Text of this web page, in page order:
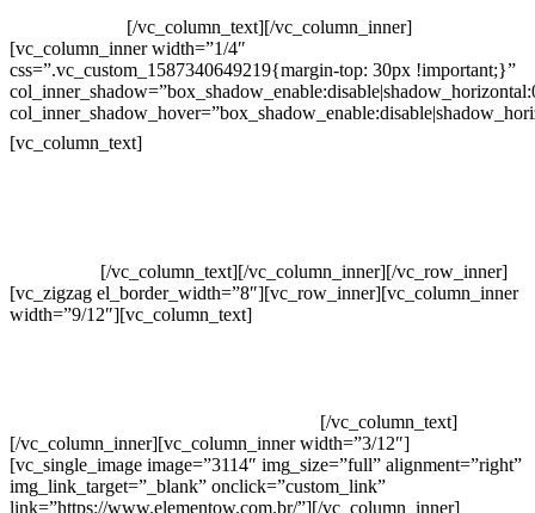
[/vc_column_text][/vc_column_inner]
[vc_column_inner width=”1/4″
css=”.vc_custom_1587340649219{margin-top: 30px !important;}”
[vc_column_text]
[/vc_column_text][/vc_column_inner][/vc_row_inner]
[vc_zigzag el_border_width=”8″][vc_row_inner][vc_column_inner
width=”9/12″][vc_column_text]
[/vc_column_text]
[/vc_column_inner][vc_column_inner width=”3/12″]
[vc_single_image image=”3114″ img_size=”full” alignment=”right”
img_link_target=”_blank” onclick=”custom_link”
link=”https://www.elementow.com.br/”][/vc_column_inner]